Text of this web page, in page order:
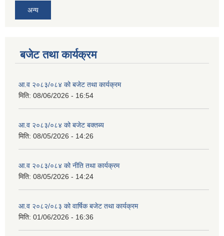
अन्य
बजेट तथा कार्यक्रम
आ.व २०८३/०८४ को बजेट तथा कार्यक्रम
मिति: 08/06/2026 - 16:54
आ.व २०८३/०८४ को बजेट बक्तब्य
मिति: 08/05/2026 - 14:26
आ.व २०८३/०८४ को नीति तथा कार्यक्रम
मिति: 08/05/2026 - 14:24
आ.व २०८२/०८३ को वार्षिक बजेट तथा कार्यक्रम
मिति: 01/06/2026 - 16:36